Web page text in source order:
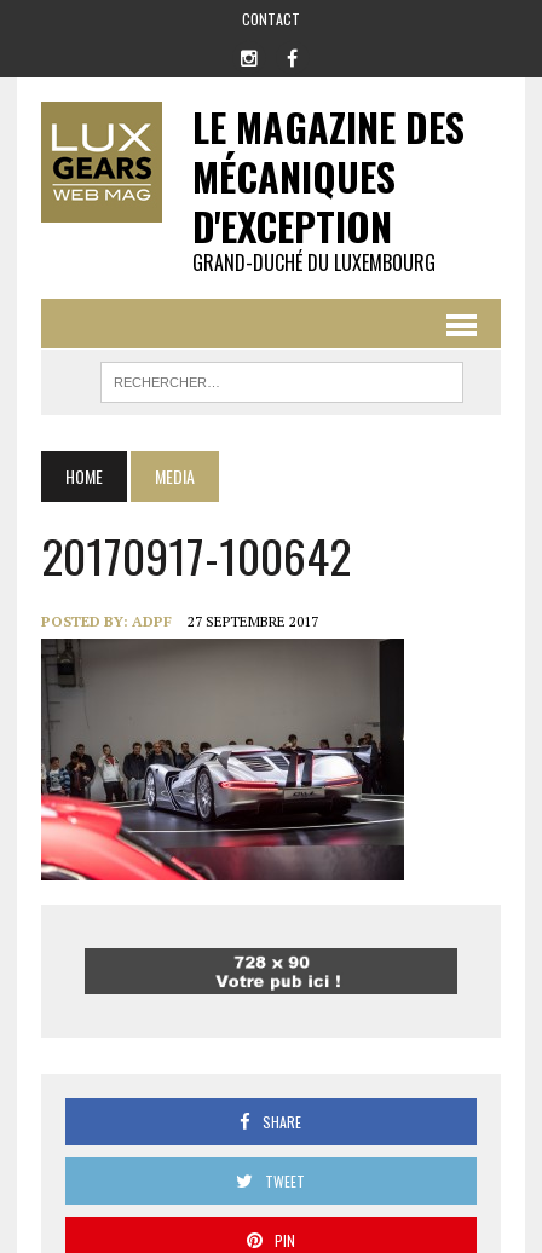
CONTACT
LE MAGAZINE DES
MÉCANIQUES
D'EXCEPTION
GRAND-DUCHÉ DU LUXEMBOURG
HOME MEDIA
20170917-100642
POSTED BY: ADPF 27 SEPTEMBRE 2017
SHARE
TWEET
PIN